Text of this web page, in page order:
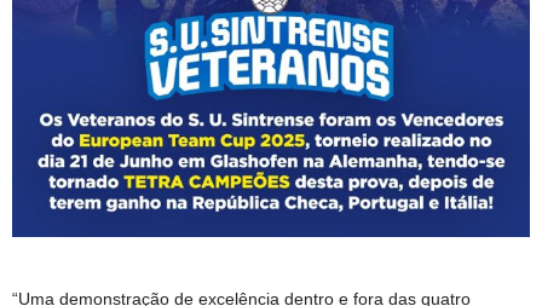
“Uma demonstração de excelência dentro e fora das quatro